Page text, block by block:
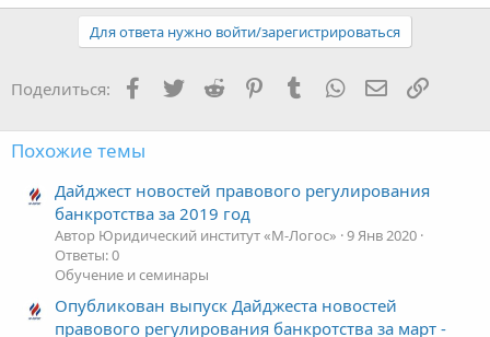
Для ответа нужно войти/зарегистрироваться
Поделиться: Facebook
TwitterReddit PinterestTumblr WhatsApp Ссылка
Похожие темы
Дайджест новостей правового регулирования
банкротства за 2019 год
Автор Юридический институт «М-Логос» 9 Янв 2020
Ответы: 0
Обучение и семинары
Опубликован выпуск Дайджеста новостей
правового регулирования банкротства за март -